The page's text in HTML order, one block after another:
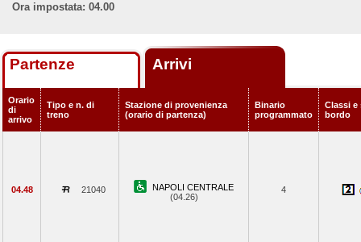
Ora impostata: 04.00
Partenze Arrivi
Orario
di
arrivo
Tipo e n. di
treno
Stazione di provenienza
(orario di partenza)
Binario
programmato
Classi e
bordo
04.48 21040
NAPOLI CENTRALE
(04.26)
4